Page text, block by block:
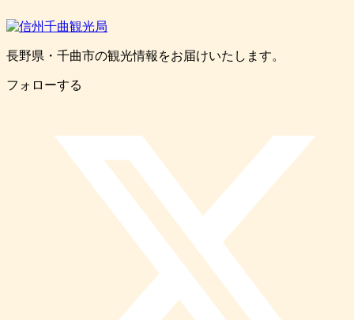
長野県・千曲市の観光情報をお届けいたします。
フォローする